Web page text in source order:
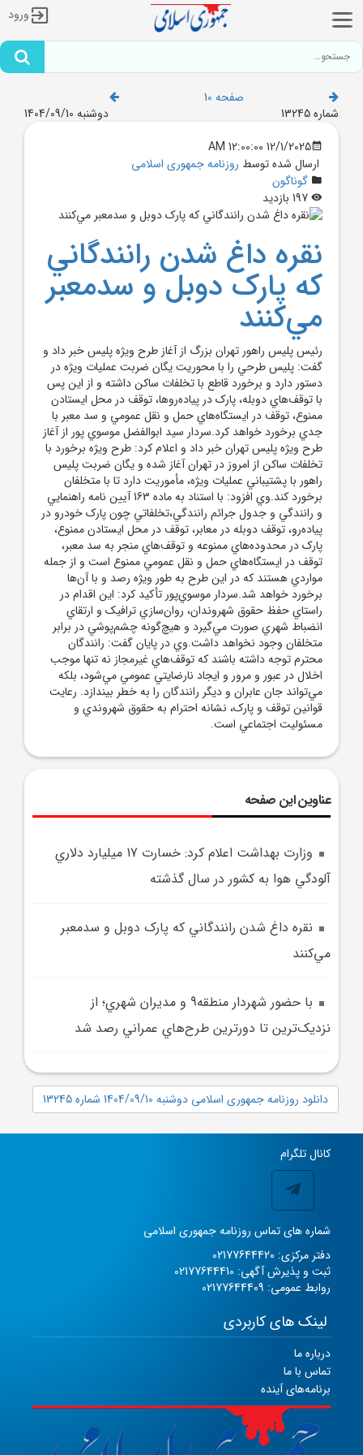
ورود
صفحه 10
شماره 13245
دوشنبه 1404/09/10
12/1/2025 12:00:00 AM
ارسال شده توسط روزنامه جمهوری اسلامی
گوناگون
نقره داغ شدن رانندگاني
که پارک دوبل و سدمعبر
مي‌کنند
رئيس پليس راهور تهران بزرگ از آغاز طرح ويژه پليس خبر داد و
گفت: پليس طرحي را با محوريت يگان ضربت عمليات ويژه در
دستور دارد و برخورد قاطع با تخلفات ساکن داشته و از اين پس
با توقف‌هاي دوبله، پارک در پياده‌روها، توقف در محل ايستادن
ممنوع، توقف در ايستگاه‌هاي حمل و نقل عمومي و سد معبر با
جدي برخورد خواهد کرد.سردار سيد ابوالفضل موسوي پور از آغاز
طرح ويژه پليس تهران خبر داد و اعلام کرد: طرح ويژه برخورد با
تخلفات ساکن از امروز در تهران آغاز شده و يگان ضربت پليس
راهور با پشتيباني عمليات ويژه، مأموريت دارد تا با متخلفان
برخورد کند.وي افزود: با استناد به ماده 163 آيين نامه راهنمايي
و رانندگي و جدول جرائم رانندگي،تخلفاتي چون پارک خودرو در
پياده‌رو، توقف دوبله در معابر، توقف در محل ايستادن ممنوع،
پارک در محدوده‌هاي ممنوعه و توقف‌هاي منجر به سد معبر،
توقف در ايستگاه‌هاي حمل و نقل عمومي ممنوع است و از جمله
مواردي هستند که در اين طرح به طور ويژه رصد و با آن‌ها
برخورد خواهد شد.سردار موسوي‌پور تأکيد کرد: اين اقدام در
راستاي حفظ حقوق شهروندان، روان‌سازي ترافيک و ارتقاي
انضباط شهري صورت مي‌گيرد و هيچ‌گونه چشم‌پوشي در برابر
متخلفان وجود نخواهد داشت.وي در پايان گفت: رانندگان
محترم توجه داشته باشند که توقف‌هاي غيرمجاز نه تنها موجب
اخلال در عبور و مرور و ايجاد نارضايتي عمومي مي‌شود، بلکه
مي‌تواند جان عابران و ديگر رانندگان را به خطر بيندازد. رعايت
قوانين توقف و پارک، نشانه احترام به حقوق شهروندي و
مسئوليت اجتماعي است.
عناوین این صفحه
وزارت بهداشت اعلام کرد: خسارت 17 ميليارد دلاري
آلودگي هوا به کشور در سال گذشته
نقره داغ شدن رانندگاني که پارک دوبل و سدمعبر
مي‌کنند
با حضور شهردار منطقه9 و مديران شهري؛ از
نزديک‌ترين تا دورترين طرح‌هاي عمراني رصد شد
دانلود روزنامه جمهوری اسلامی دوشنبه 1404/09/10 شماره 13245
کانال تلگرام
شماره های تماس روزنامه جمهوری اسلامی
دفتر مرکزی: 02177644420
ثبت و پذیرش آگهی: 02177644410
روابط عمومی: 02177644409
لینک های کاربردی
درباره ما
تماس با ما
برنامه‌های آینده